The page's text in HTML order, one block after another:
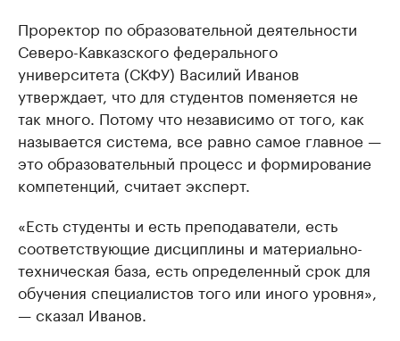
Проректор по образовательной деятельности
Северо-Кавказского федерального
университета (СКФУ) Василий Иванов
утверждает, что для студентов поменяется не
так много. Потому что независимо от того, как
называется система, все равно самое главное —
это образовательный процесс и формирование
компетенций, считает эксперт.
«Есть студенты и есть преподаватели, есть
соответствующие дисциплины и материально-
техническая база, есть определенный срок для
обучения специалистов того или иного уровня»,
— сказал Иванов.